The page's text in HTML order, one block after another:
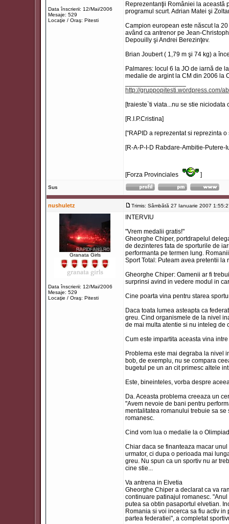
Data înscrierii: 12/Mai/2006
Mesaje: 529
Locaţie / Oraş: Pitesti
Reprezentanţii României la această
programul scurt. Adrian Matei şi
Campion european este născut la
având ca antrenor pe Jean-
Depouilly şi Andrei Berezinţev.
Brian Joubert ( 1,79 m şi 74 kg) a
Palmares: locul 6 la JO de iarnă de
medalie de argint la CM din 2006 la
http://gruppopitesti.wordpress.com/
[traieste`ti viata...nu se stie niciodata
[R.I.P.Cristina]
["RAPID a reprezentat si reprezinta
[R-A-P-I-D Rabdare-Ambitie-Putere-
[Forza Provinciales ]
Sus
nushuletz Trimis: Sâmbătă 27 Ianuarie 2007
Granata Girls
Data înscrierii: 12/Mai/2006
Mesaje: 529
Locaţie / Oraş: Pitesti
INTERVIU
"Vrem medalii gratis!"
Gheorghe Chiper, portdrapelul
de dezinteres fata de sporturile de
performanta pe termen lung.
Sport Total: Puteam avea pretentii
Gheorghe Chiper: Oamenii ar fi
surprinsi avind in vedere modul in
Cine poarta vina pentru starea
Daca toata lumea asteapta ca
greu. Cind organismele de la nivel
de mai multa atentie si nu inteleg de
Cum este impartita aceasta vina
Problema este mai degraba la nivel
bob, de exemplu, nu se compara
bugetul pe un an cit primesc altele
Este, bineinteles, vorba despre
Da. Aceasta problema creeaza un
"Avem nevoie de bani pentru
mentalitatea romanului trebuie sa
romanesc.
Cind vom lua o medalie la o
Chiar daca se finanteaza macar
urmator, ci dupa o perioada mai
greu. Nu spun ca un sportiv nu ar
cine stie...
Va antrena in Elvetia
Gheorghe Chiper a declarat ca va
continuare patinajul romanesc.
putea sa obtin pasaportul elvetian.
Romania si voi incerca sa fiu activ
partea federatiei", a completat